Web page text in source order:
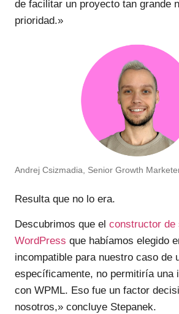
de facilitar un proyecto tan grande
prioridad.»
Andrej Csizmadia, Senior Growth
Resulta que no lo era.
Descubrimos que el constructor de
WordPress que habíamos elegido
incompatible para nuestro caso de
específicamente, no permitiría una
con WPML. Eso fue un factor
nosotros,» concluye Stepanek.